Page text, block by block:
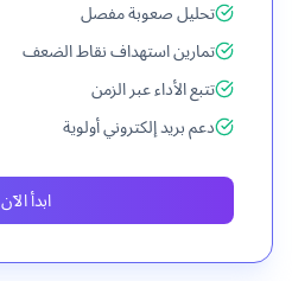
تحليل صعوبة مفصل
تمارين استهداف نقاط الضعف
تتبع الأداء عبر الزمن
دعم بريد إلكتروني أولوية
ابدأ الآن